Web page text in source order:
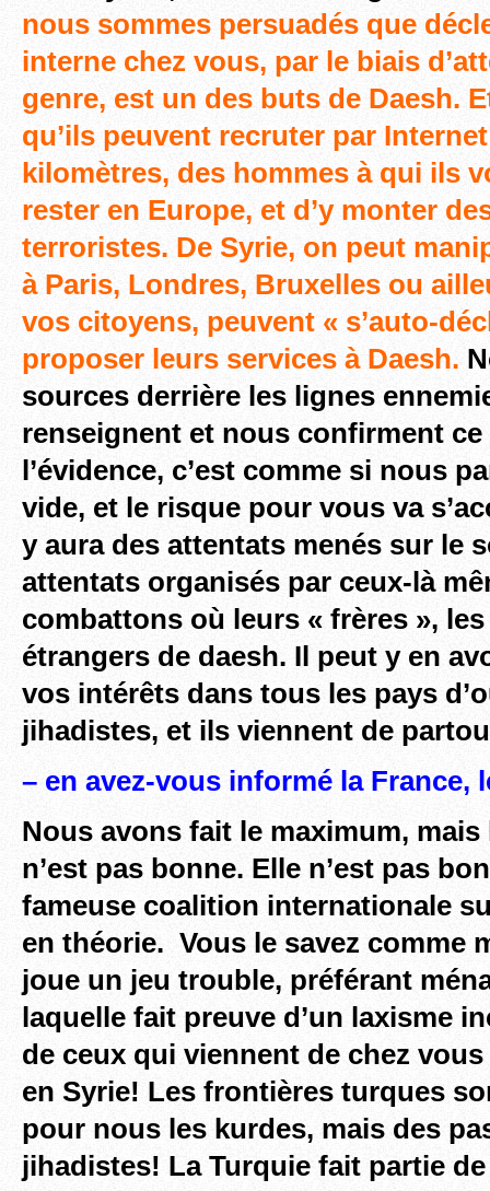
nous sommes persuadés que
interne chez vous, par le biais
genre, est un des buts de Daesh.
qu’ils peuvent recruter par
kilomètres, des hommes à qui ils
rester en Europe, et d’y monter
terroristes. De Syrie, on peut
à Paris, Londres, Bruxelles ou
vos citoyens, peuvent « s’auto-
proposer leurs services à Daesh.
sources derrière les lignes
renseignent et nous confirment
l’évidence, c’est comme si nous
vide, et le risque pour vous va
y aura des attentats menés sur le
attentats organisés par ceux-là
combattons où leurs « frères »,
étrangers de daesh. Il peut y en
vos intérêts dans tous les pays
jihadistes, et ils viennent de
– en avez-vous informé la France,
Nous avons fait le maximum,
n’est pas bonne. Elle n’est pas
fameuse coalition internationale
en théorie. Vous le savez comme
joue un jeu trouble, préférant
laquelle fait preuve d’un laxisme
de ceux qui viennent de chez
en Syrie! Les frontières turques
pour nous les kurdes, mais des
jihadistes! La Turquie fait partie de